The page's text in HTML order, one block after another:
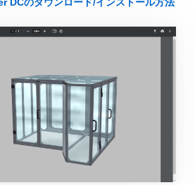
DCのダウンロード/インストール方法